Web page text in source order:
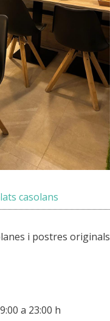
casolans
i postres originals
a 23:00 h